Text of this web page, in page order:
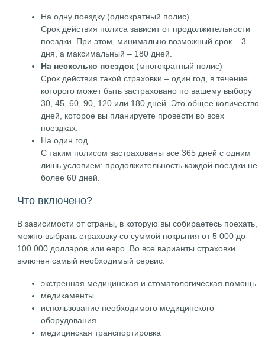
На одну поездку (однократный полис)
Срок действия полиса зависит от продолжительности
поездки. При этом, минимально возможный срок – 3
дня, а максимальный – 180 дней.
На несколько поездок (многократный полис)
Срок действия такой страховки – один год, в течение
которого может быть застраховано по вашему выбору
30, 45, 60, 90, 120 или 180 дней. Это общее количество
дней, которое вы планируете провести во всех
поездках.
На один год
С таким полисом застрахованы все 365 дней с одним
лишь условием: продолжительность каждой поездки не
более 60 дней.
Что включено?
В зависимости от страны, в которую вы собираетесь поехать,
можно выбрать страховку со суммой покрытия от 5 000 до
100 000 долларов или евро. Во все варианты страховки
включен самый необходимый сервис:
экстренная медицинская и стоматологическая помощь
медикаменты
использование необходимого медицинского
оборудования
медицинская транспортировка